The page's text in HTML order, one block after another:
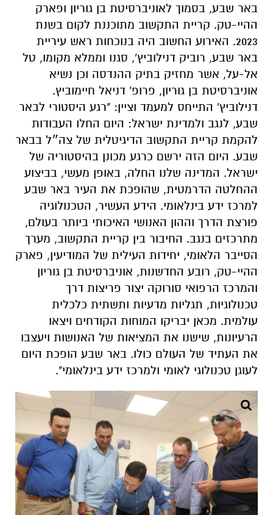
באר שבע, בסמוך לאוניברסיטת בן גוריון ופארק
ההיי-טק. קריית התקשוב מתוכננת לקום בשנת
2023. האירוע החשוב היה בנוכחות ראש עיריית
באר שבע, רוביק דנילוביץ', סגנו וממלא מקומו, טל
אל-על, אשר מחזיק בתיק ההנדסה וכן נשיא
אוניברסיטת בן גוריון, פרופ' דניאל חיימוביץ.
דנילוביץ' התייחס למעמד וציין: "רגע היסטורי לבאר
שבע, לנגב ולמדינת ישראל: היום החלו העבודות
להקמת קריית התקשוב הדיגיטלית של צה״ל בבאר
שבע. היום הזה ירשם כרגע מכונן בהיסטוריה של
ישראל. המדינה שלנו החלה, באופן מעשי, בביצוע
ההחלטה הדרמטית, שהופכת את העיר באר שבע
למרכז ידע בינלאומי. הידע העשיר, הטכנולוגיה
פורצת הדרך וההון האנושי האיכותי ביותר בעולם,
מתרכזים בנגב. החיבור בין קריית התקשוב, מערך
הסייבר הלאומי, יחידות העילית של המודיעין, פארק
ההיי-טק, רובע החדשנות, אוניברסיטת בן גוריון
והמרכז הרפואי סורוקה יצור פריצות דרך
טכנולוגיות, תגליות מדעיות ותשתית כלכלית
עולמית. מכאן יבריקו המוחות הקודחים ויצאו
הרעיונות, שישנו את המציאות של האנושות ויעצבו
את העתיד של העולם כולו. באר שבע הופכת היום
לעוגן טכנולוגי לאומי ולמרכז ידע בינלאומי".